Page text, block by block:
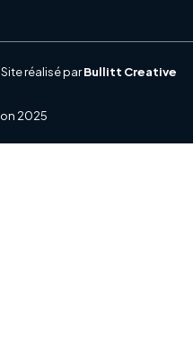
réalisé parBullitt Creative
2025